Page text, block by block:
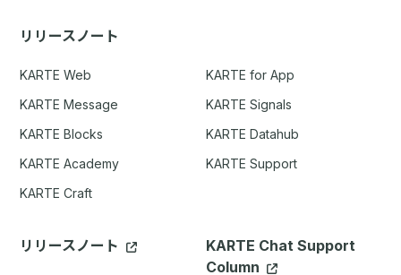
リリースノート
KARTE Web
KARTE for App
KARTE Message
KARTE Signals
KARTE Blocks
KARTE Datahub
KARTE Academy
KARTE Support
KARTE Craft
リリースノート
KARTE Chat Support
Column